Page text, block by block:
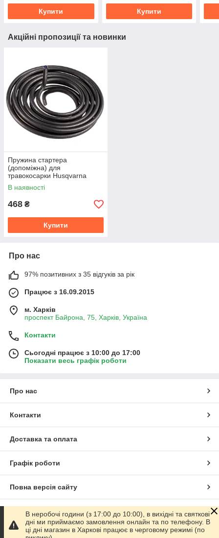
Купити Купити
Акційні пропозиції та новинки
Пружина стартера
(допоміжна) для
травокосарки Husqvarna
323R, 325RX 128R
В наявності
468 ₴
Купити
Про нас
97% позитивних з 35 відгуків за рік
Працює з 16.09.2015
м. Харків
проспект Байрона, 75, Харків, Україна
Контакти
Сьогодні працює з 10:00 до 17:00
Показати весь графік роботи
Про нас
Контакти
Доставка та оплата
Графік роботи
Повна версія сайту
Сайт створено на маркетплейсі Prom.ua
Політика конфіденційності
В неробочі години (з 17:00 до 10:00), в вихідні та святкові
дні ми приймаємо замовлення онлайн та по телефону. В
ці дні магазин в Харкові працює в черговому режимі (по